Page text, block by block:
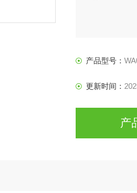
产品型号：
更新时间：
产